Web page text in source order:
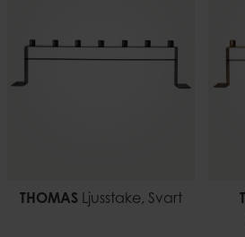
THOMASLjusstake, Svart